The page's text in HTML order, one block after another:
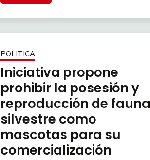
POLITICA
Iniciativa propone
prohibir la posesión y
reproducción de fauna
silvestre como
mascotas para su
comercialización